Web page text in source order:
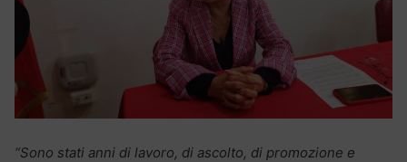
“Sono stati anni di lavoro, di ascolto, di promozione e